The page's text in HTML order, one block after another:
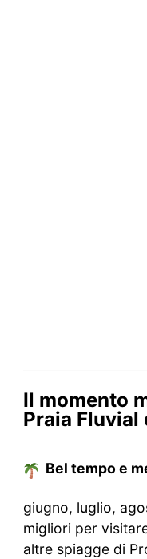
Il momento
Praia Fluvial
Bel tempo e
giugno, luglio,
migliori per
altre spiagge di